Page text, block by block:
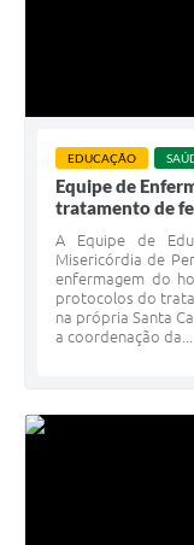
EDUCAÇÃO
Equipe de
tratamento de
A Equipe de
Misericórdia de
enfermagem do
protocolos do
na própria Santa
a coordenação da...